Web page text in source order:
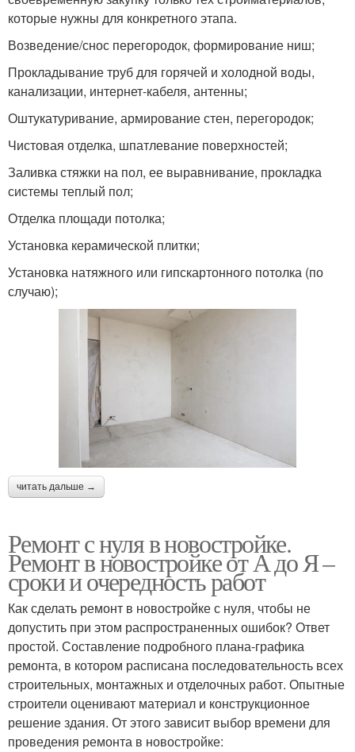
которые нужны для конкретного этапа.
Возведение/снос перегородок, формирование ниш;
Прокладывание труб для горячей и холодной воды,
канализации, интернет-кабеля, антенны;
Оштукатуривание, армирование стен, перегородок;
Чистовая отделка, шпатлевание поверхностей;
Заливка стяжки на пол, ее выравнивание, прокладка
системы теплый пол;
Отделка площади потолка;
Установка керамической плитки;
Установка натяжного или гипскартонного потолка (по
случаю);
читать дальше →
Ремонт с нуля в новостройке.
Ремонт в новостройке от А до Я –
сроки и очередность работ
Как сделать ремонт в новостройке с нуля, чтобы не
допустить при этом распространенных ошибок? Ответ
простой. Составление подробного плана-графика
ремонта, в котором расписана последовательность всех
строительных, монтажных и отделочных работ. Опытные
строители оценивают материал и конструкционное
решение здания. От этого зависит выбор времени для
проведения ремонта в новостройке: